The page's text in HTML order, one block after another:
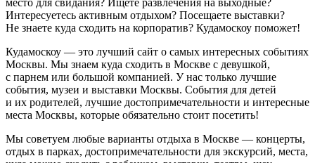
Интересуетесь активным отдыхом? Посещаете выставки?
Не знаете куда сходить на корпоратив? Кудамоскоу поможет!
Кудамоскоу — это лучший сайт о самых интересных событиях
Москвы. Мы знаем куда сходить в Москве с девушкой,
с парнем или большой компанией. У нас только лучшие
события, музеи и выставки Москвы. События для детей
и их родителей, лучшие достопримечательности и интересные
места Москвы, которые обязательно стоит посетить!
Мы советуем любые варианты отдыха в Москве — концерты,
отдых в парках, достопримечательности для экскурсий, места,